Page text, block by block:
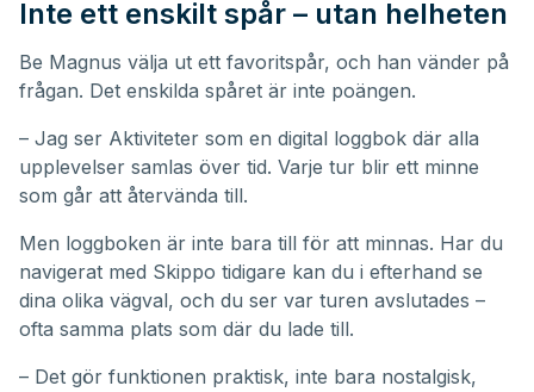
Inte ett enskilt spår – utan helheten
Be Magnus välja ut ett favoritspår, och han vänder på
frågan. Det enskilda spåret är inte poängen.
– Jag ser Aktiviteter som en digital loggbok där alla
upplevelser samlas över tid. Varje tur blir ett minne
som går att återvända till.
Men loggboken är inte bara till för att minnas. Har du
navigerat med Skippo tidigare kan du i efterhand se
dina olika vägval, och du ser var turen avslutades –
ofta samma plats som där du lade till.
– Det gör funktionen praktisk, inte bara nostalgisk,